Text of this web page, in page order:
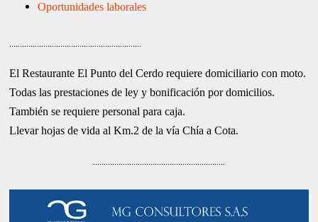
Oportunidades laborales
..............................................................
El Restaurante El Punto del Cerdo requiere domiciliario con moto.
Todas las prestaciones de ley y bonificación por domicilios.
También se requiere personal para caja.
Llevar hojas de vida al Km.2 de la vía Chía a Cota.
..............................................................